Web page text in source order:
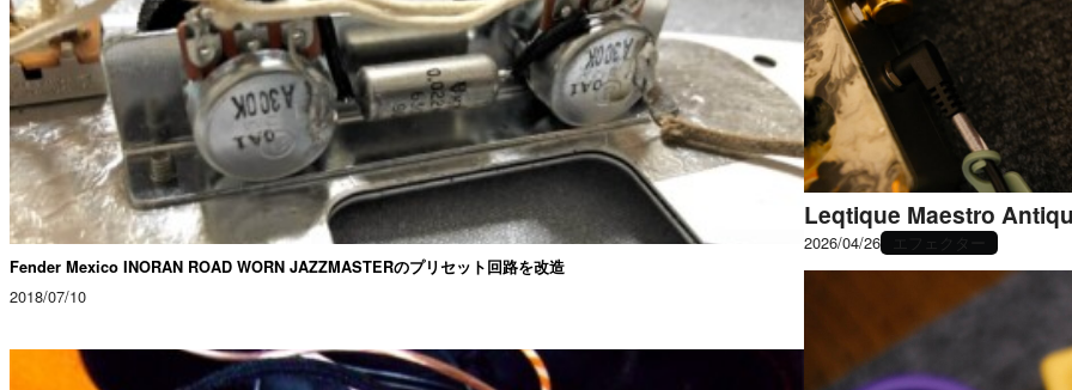
Fender Mexico INORAN ROAD WORN JAZZMASTERのプリセット回路を改造
2018/07/10
Leqtique Maestro
2026/04/26 エフェクター